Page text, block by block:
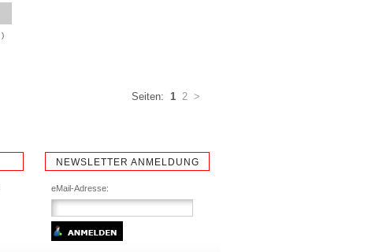
)
Seiten: 1 2 >
NEWSLETTER ANMELDUNG
eMail-Adresse: